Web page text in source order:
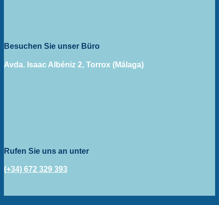
Besuchen Sie unser Büro
Avda. Isaac Albéniz 2, Torrox (Málaga)
Rufen Sie uns an unter
(+34) 672 329 393